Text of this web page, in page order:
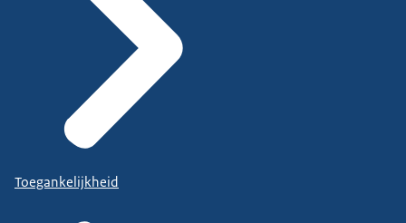
Toegankelijkheid